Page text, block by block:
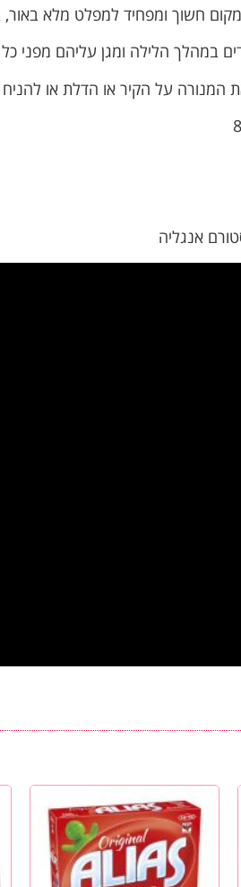
חשוך ומפחיד למפלט מלא באור,
במהלך הלילה ומגן עליהם מפני כל
המנורה על הקיר או הדלת או
אנגליה